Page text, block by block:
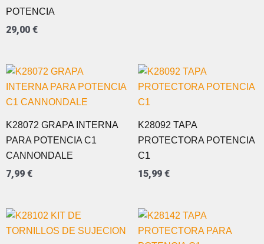
POTENCIA
29,00 €
K28072 GRAPA INTERNA
PARA POTENCIA C1
CANNONDALE
7,99 €
K28092 TAPA
PROTECTORA POTENCIA
C1
15,99 €